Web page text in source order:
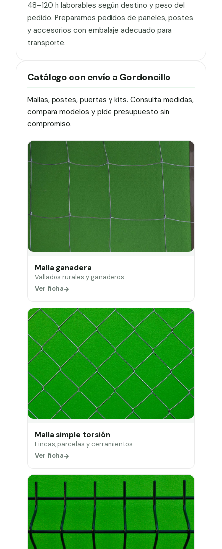
48–120 h laborables según destino y peso del
pedido. Preparamos pedidos de paneles, postes
y accesorios con embalaje adecuado para
transporte.
Catálogo con envío a Gordoncillo
Mallas, postes, puertas y kits. Consulta medidas,
compara modelos y pide presupuesto sin
compromiso.
Malla ganadera
Vallados rurales y ganaderos.
Ver ficha
Malla simple torsión
Fincas, parcelas y cerramientos.
Ver ficha